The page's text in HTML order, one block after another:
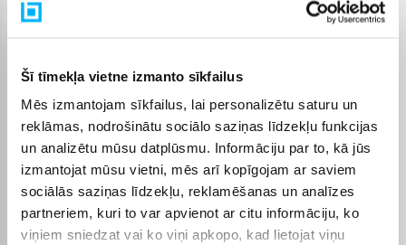
Šī tīmekļa vietne izmanto sīkfailus
Mēs izmantojam sīkfailus, lai personalizētu saturu un
reklāmas, nodrošinātu sociālo saziņas līdzekļu funkcijas
un analizētu mūsu datplūsmu. Informāciju par to, kā jūs
izmantojat mūsu vietni, mēs arī kopīgojam ar saviem
sociālās saziņas līdzekļu, reklamēšanas un analīzes
partneriem, kuri to var apvienot ar citu informāciju, ko
viņiem sniedzat vai ko viņi apkopo, kad lietojat viņu
drošības ieteikumi:
Mēbeles ieteicams tīrīt ar
mīkstu drānu vai
speciāliem mēbeļu
kopšanas līdzekļiem,
izvairoties no agresīviem
tīrīšanas līdzekļiem.
Auduma, gobelēna vai